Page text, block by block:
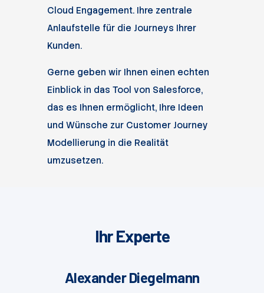
Cloud Engagement. Ihre zentrale
Anlaufstelle für die Journeys Ihrer
Kunden.
Gerne geben wir Ihnen einen echten
Einblick in das Tool von Salesforce,
das es Ihnen ermöglicht, Ihre Ideen
und Wünsche zur Customer Journey
Modellierung in die Realität
umzusetzen.
Ihr Experte
Alexander Diegelmann